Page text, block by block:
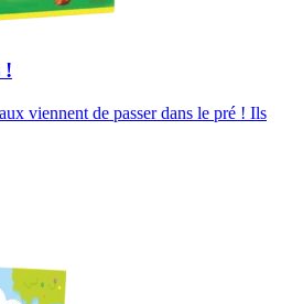
!
viennent de passer dans le pré ! Ils